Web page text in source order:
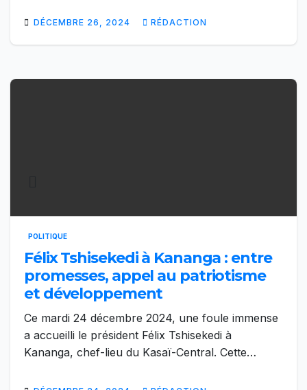
DÉCEMBRE 26, 2024 RÉDACTION
POLITIQUE
Félix Tshisekedi à Kananga : entre
promesses, appel au patriotisme
et développement
Ce mardi 24 décembre 2024, une foule immense
a accueilli le président Félix Tshisekedi à
Kananga, chef-lieu du Kasaï-Central. Cette…